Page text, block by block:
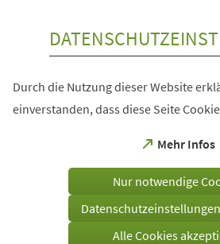
Durch die Nutzung dieser Website
einverstanden, dass diese Seite
Mehr Infos
(Öffnet
einem
Tab)
Nur notwendige
Alle Cookies